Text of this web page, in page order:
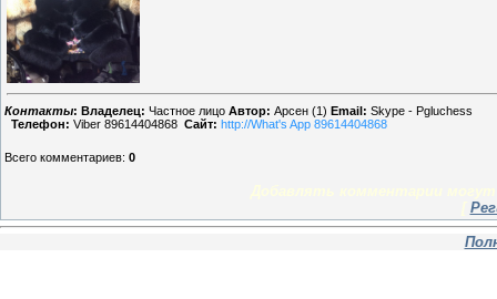
Контакты: Владелец: Частное лицо Автор: Арсен (1) Email: Skype - Pgluchess
Телефон: Viber 89614404868 Сайт: http://What's App 89614404868
Всего комментариев: 0